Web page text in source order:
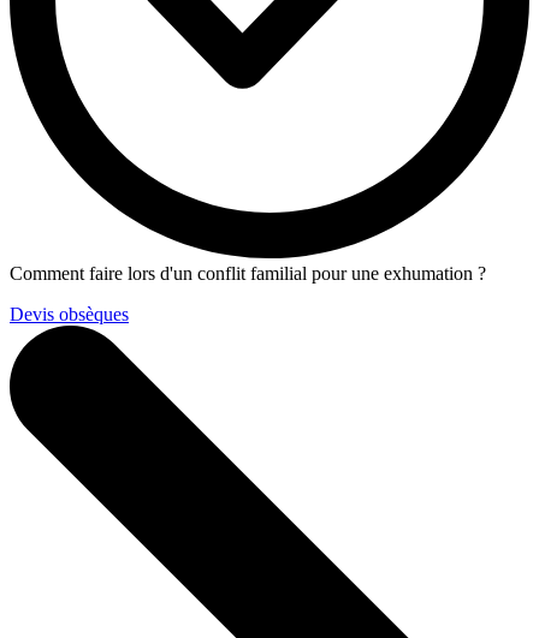
Comment faire lors d'un conflit familial pour une exhumation ?
Devis obsèques